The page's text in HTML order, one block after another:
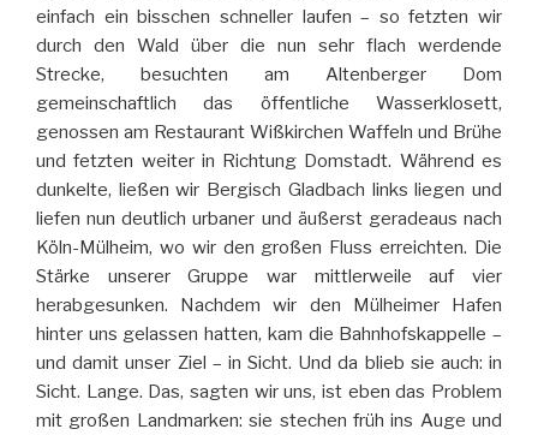
einfach ein bisschen schneller laufen – so fetzten wir
durch den Wald über die nun sehr flach werdende
Strecke, besuchten am Altenberger Dom
gemeinschaftlich das öffentliche Wasserklosett,
genossen am Restaurant Wißkirchen Waffeln und Brühe
und fetzten weiter in Richtung Domstadt. Während es
dunkelte, ließen wir Bergisch Gladbach links liegen und
liefen nun deutlich urbaner und äußerst geradeaus nach
Köln-Mülheim, wo wir den großen Fluss erreichten. Die
Stärke unserer Gruppe war mittlerweile auf vier
herabgesunken. Nachdem wir den Mülheimer Hafen
hinter uns gelassen hatten, kam die Bahnhofskappelle –
und damit unser Ziel – in Sicht. Und da blieb sie auch: in
Sicht. Lange. Das, sagten wir uns, ist eben das Problem
mit großen Landmarken: sie stechen früh ins Auge und